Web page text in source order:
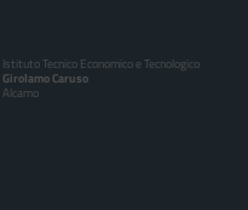
Istituto Tecnico Economico e Tecnologico
Girolamo Caruso
Alcamo